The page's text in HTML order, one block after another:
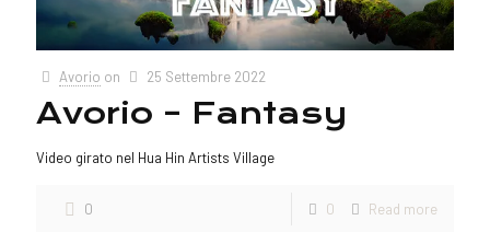
Avorio on 25 Settembre 2022
Avorio – Fantasy
Video girato nel Hua Hin Artists Village
0 0 Read more